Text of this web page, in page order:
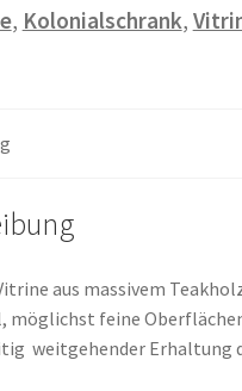
, Kolonialschrank,
aus massivem
möglichst feine
weitgehender Erhaltung